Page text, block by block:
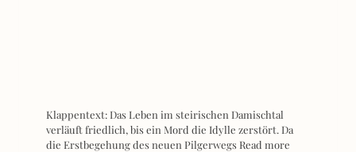
Klappentext: Das Leben im steirischen Damischtal
verläuft friedlich, bis ein Mord die Idylle zerstört. Da
die Erstbegehung des neuen Pilgerwegs Read more